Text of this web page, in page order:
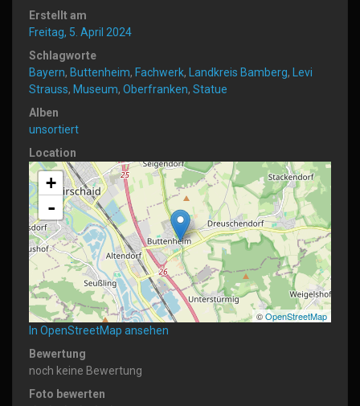
Erstellt am
Freitag, 5. April 2024
Schlagworte
Bayern, Buttenheim, Fachwerk, Landkreis Bamberg,
Levi
Strauss, Museum, Oberfranken, Statue
Alben
unsortiert
Location
+
-
©OpenStreetMap
In OpenStreetMap ansehen
Bewertung
noch keine Bewertung
Foto bewerten